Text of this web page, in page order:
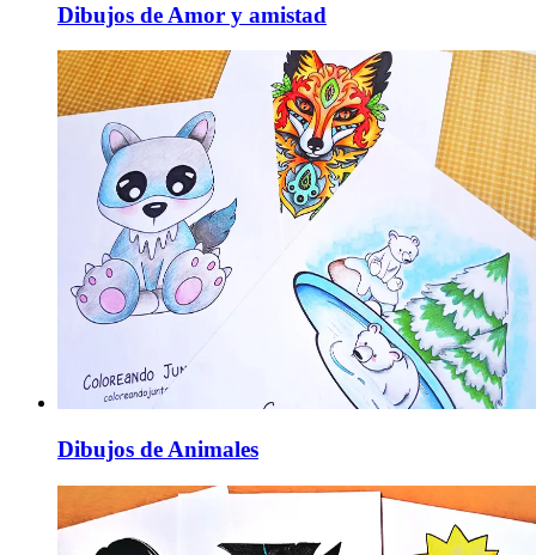
Dibujos de Amor y amistad
Dibujos de Animales